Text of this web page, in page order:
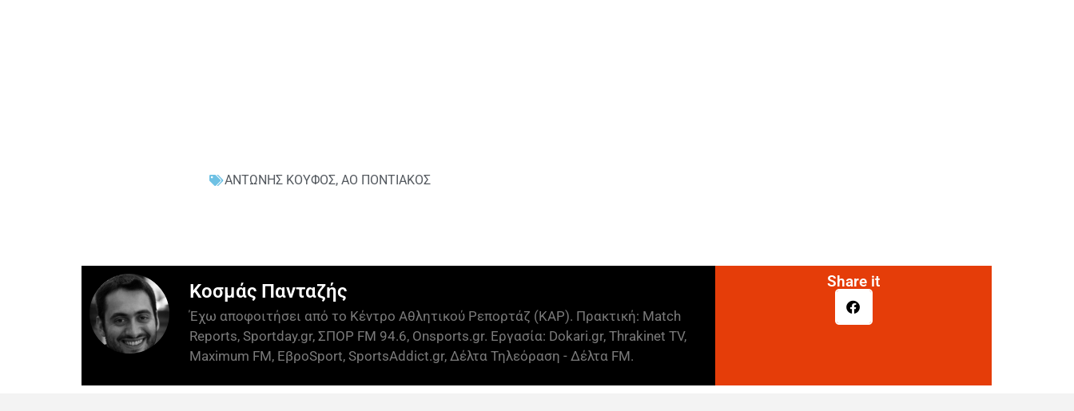
ΑΝΤΩΝΗΣ ΚΟΥΦΟΣ, ΑΟ ΠΟΝΤΙΑΚΟΣ
Κοσμάς Πανταζής
Έχω αποφοιτήσει από το Κέντρο Αθλητικού Ρεπορτάζ (ΚΑΡ). Πρακτική: Match
Reports, Sportday.gr, ΣΠΟΡ FM 94.6, Onsports.gr. Εργασία: Dokari.gr, Thrakinet TV,
Maximum FM, ΕβροSport, SportsAddict.gr, Δέλτα Τηλεόραση - Δέλτα FM.
Share it